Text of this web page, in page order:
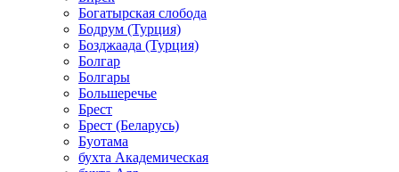
Богатырская слобода
Бодрум (Турция)
Бозджаада (Турция)
Болгар
Болгары
Большеречье
Брест
Брест (Беларусь)
Буотама
бухта Академическая